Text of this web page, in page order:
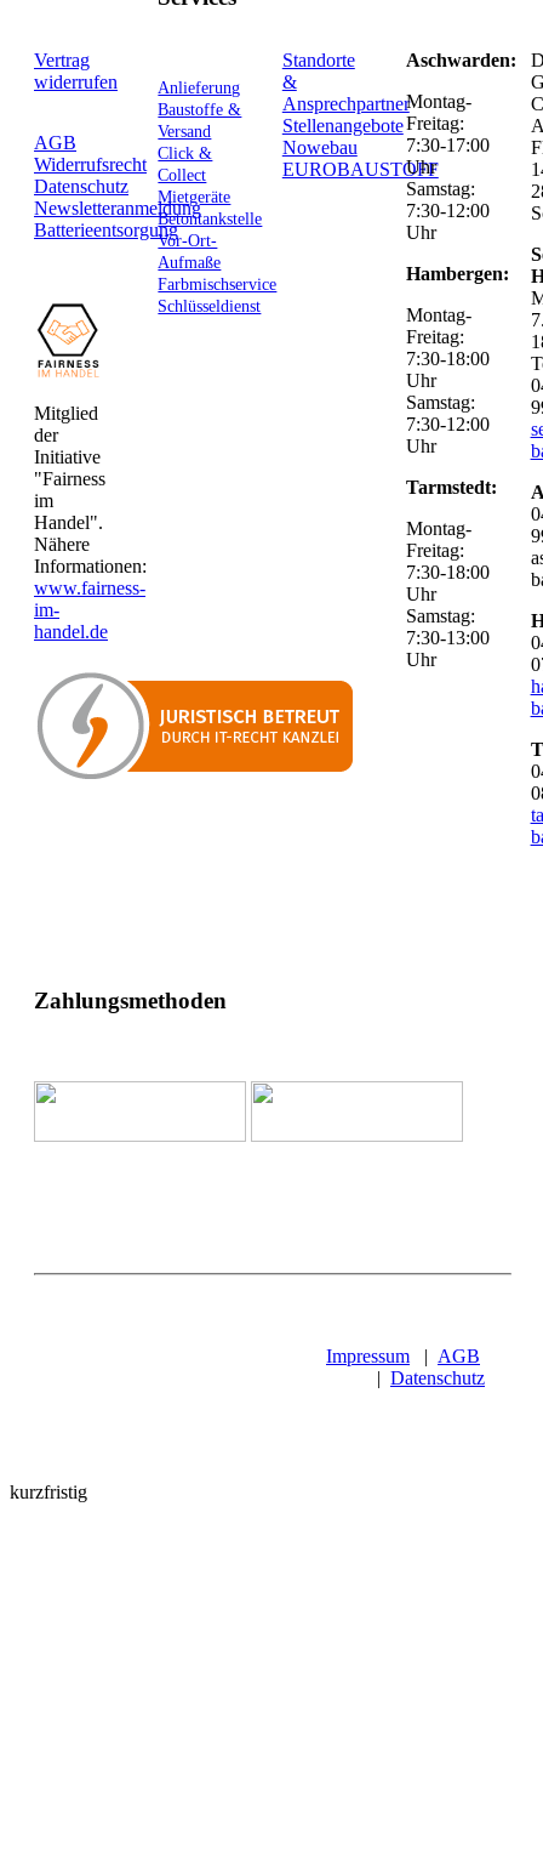
Vertrag
widerrufen
AGB
Widerrufsrecht
Datenschutz
Newsletteranmeldung
Batterieentsorgung
Mitglied
der
Initiative
"Fairness
im
Handel".
Nähere
Informationen:
www.fairness-
im-
handel.de
Anlieferung
Baustoffe &
Versand
Click &
Collect
Mietgeräte
Betontankstelle
Vor-Ort-
Aufmaße
Farbmischservice
Schlüsseldienst
Standorte
&
Ansprechpartner
Stellenangebote
Nowebau
EUROBAUSTOFF
Aschwarden:
Montag-
Freitag:
7:30-17:00
Uhr
Samstag:
7:30-12:00
Uhr
Hambergen:
Montag-
Freitag:
7:30-18:00
Uhr
Samstag:
7:30-12:00
Uhr
Tarmstedt:
Montag-
Freitag:
7:30-18:00
Uhr
Samstag:
7:30-13:00
Uhr
Zahlungsmethoden
Impressum | AGB
| Datenschutz
kurzfristig